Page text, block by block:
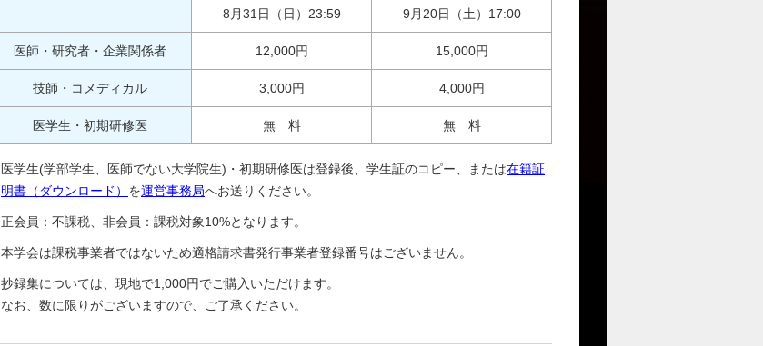
8月31日（日）23:59
9月20日（土）17:00
医師・研究者・企業関係者 12,000円 15,000円
技師・コメディカル 3,000円 4,000円
医学生・初期研修医 無 料 無 料
医学生(学部学生、医師でない大学院生)・初期研修医は登録後、学生証のコピー、または在籍証
明書（ダウンロード） を運営事務局へお送りください。
正会員：不課税、非会員：課税対象10%となります。
本学会は課税事業者ではないため適格請求書発行事業者登録番号はございません。
抄録集については、現地で1,000円でご購入いただけます。
なお、数に限りがございますので、ご了承ください。